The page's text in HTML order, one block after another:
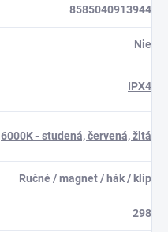
8585040913944
Nie
IPX4
6000K - studená, červená, žltá
Ručné / magnet / hák / klip
298